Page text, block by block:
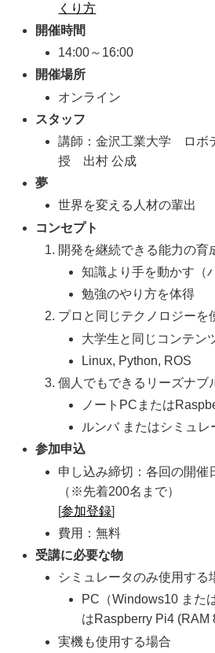
くり方
開催時間
14:00～16:00
開催場所
オンライン
スタッフ
講師：金沢工業大学 ロボ
授 出村 公成
夢
世界を変える人材の輩出
コンセプト
開発を継続できる能力の育
知識より手を動かす（
勉強のやり方を体得
プロと同じテクノロジーを
大学生と同じコンテン
Linux, Python, ROS
個人でもできるリーズナブ
ノートPCまたは
ルンバ またはシミュレ
参加申込
申し込み締切：各回の開催
（※先着200名まで）
[参加登録]
費用：無料
受講に必要な物
シミュレータのみ使用する
PC（Windows10 また
はRaspberry Pi4 (RAM
実機も使用する場合